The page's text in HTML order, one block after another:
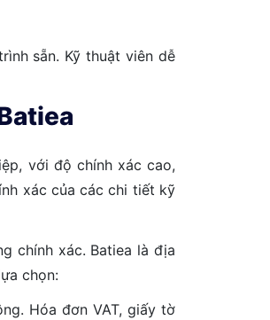
sẵn. Kỹ thuật viên dễ
với độ chính xác cao,
xác của các chi tiết kỹ
chính xác. Batiea là địa
chọn:
Hóa đơn VAT, giấy tờ